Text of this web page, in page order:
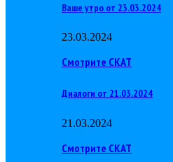
Ваше утро от 23.03.2024
23.03.2024
Смотрите СКАТ
Диалоги от 21.03.2024
21.03.2024
Смотрите СКАТ